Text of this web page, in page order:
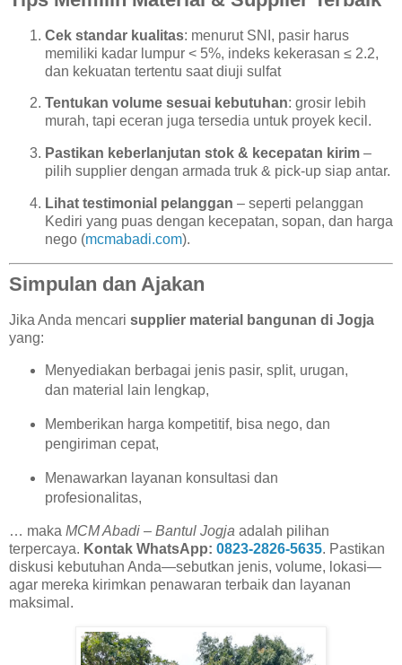
Cek standar kualitas: menurut SNI, pasir harus
memiliki kadar lumpur < 5%, indeks kekerasan ≤ 2.2,
dan kekuatan tertentu saat diuji sulfat
Tentukan volume sesuai kebutuhan: grosir lebih
murah, tapi eceran juga tersedia untuk proyek kecil.
Pastikan keberlanjutan stok & kecepatan kirim –
pilih supplier dengan armada truk & pick-up siap antar.
Lihat testimonial pelanggan – seperti pelanggan
Kediri yang puas dengan kecepatan, sopan, dan harga
nego (mcmabadi.com).
Simpulan dan Ajakan
Jika Anda mencari supplier material bangunan di Jogja
yang:
Menyediakan berbagai jenis pasir, split, urugan,
dan material lain lengkap,
Memberikan harga kompetitif, bisa nego, dan
pengiriman cepat,
Menawarkan layanan konsultasi dan
profesionalitas,
… maka MCM Abadi – Bantul Jogja adalah pilihan
terpercaya. Kontak WhatsApp: 0823-2826-5635. Pastikan
diskusi kebutuhan Anda—sebutkan jenis, volume, lokasi—
agar mereka kirimkan penawaran terbaik dan layanan
maksimal.